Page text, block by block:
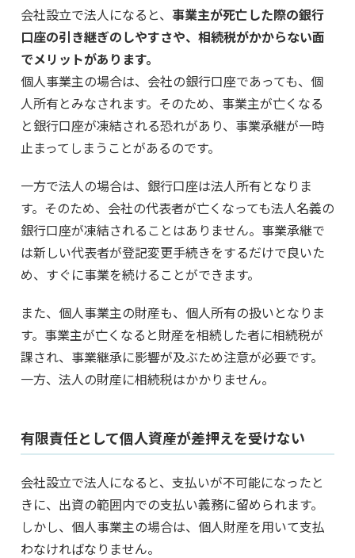
会社設立で法人になると、 事業主が死亡した際の銀行
口座の引き継ぎのしやすさや、相続税がかからない面
でメリットがあります。
個人事業主の場合は、会社の銀行口座であっても、個
人所有とみなされます。そのため、事業主が亡くなる
と銀行口座が凍結される恐れがあり、事業承継が一時
止まってしまうことがあるのです。
一方で法人の場合は、銀行口座は法人所有となりま
す。そのため、会社の代表者が亡くなっても法人名義の
銀行口座が凍結されることはありません。事業承継で
は新しい代表者が登記変更手続きをするだけで良いた
め、すぐに事業を続けることができます。
また、個人事業主の財産も、個人所有の扱いとなりま
す。事業主が亡くなると財産を相続した者に相続税が
課され、事業継承に影響が及ぶため注意が必要です。
一方、法人の財産に相続税はかかりません。
有限責任として個人資産が差押えを受けない
会社設立で法人になると、支払いが不可能になったと
きに、出資の範囲内での支払い義務に留められます。
しかし、個人事業主の場合は、個人財産を用いて支払
わなければなりません。